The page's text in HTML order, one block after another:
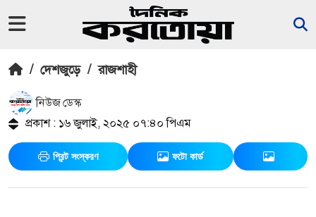
/ দেশজুড়ে / রাজশাহী
নিউজ ডেস্ক
প্রকাশ : ১৬ জুলাই, ২০২৫ ০৭:৪০ পিএম
প্রিন্ট সংস্করণ ফটো কার্ড